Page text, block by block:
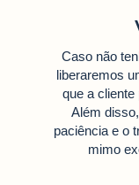
Caso não
liberaremos
que a cliente
Além
paciência e o
mimo